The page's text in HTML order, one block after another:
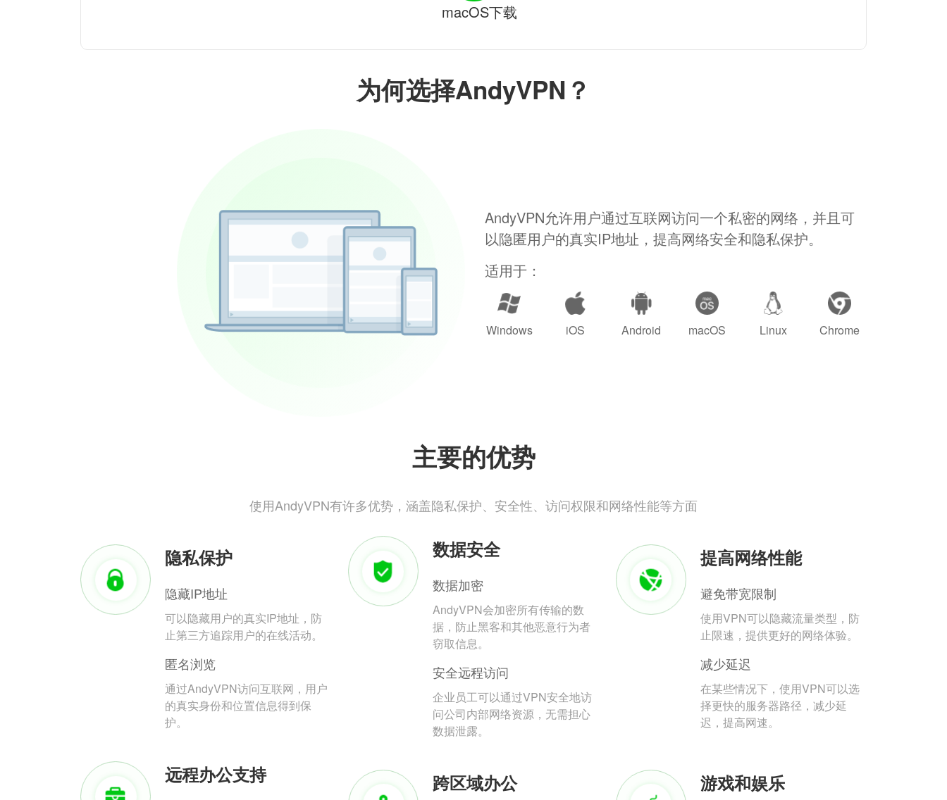
为何选择AndyVPN？
AndyVPN允许用户通过互联网访问一个私密的网络，并且可
以隐匿用户的真实IP地址，提高网络安全和隐私保护。
适用于：
Windows iOS Android macOS Linux Chrome
主要的优势
使用AndyVPN有许多优势，涵盖隐私保护、安全性、访问权限和网络性能等方面
隐私保护
隐藏IP地址
可以隐藏用户的真实IP地址，防
止第三方追踪用户的在线活动。
匿名浏览
通过AndyVPN访问互联网，用户
的真实身份和位置信息得到保
护。
数据安全
数据加密
AndyVPN会加密所有传输的数
据，防止黑客和其他恶意行为者
窃取信息。
安全远程访问
企业员工可以通过VPN安全地访
问公司内部网络资源，无需担心
数据泄露。
提高网络性能
避免带宽限制
使用VPN可以隐藏流量类型，防
止限速，提供更好的网络体验。
减少延迟
在某些情况下，使用VPN可以选
择更快的服务器路径，减少延
迟，提高网速。
远程办公支持 跨区域办公 游戏和娱乐
macOS下载